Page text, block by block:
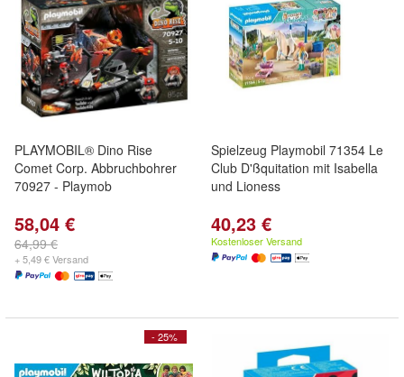
PLAYMOBIL® Dino Rise
Comet Corp. Abbruchbohrer
70927 - Playmob
58,04 €
64,99 €
+ 5,49 € Versand
Spielzeug Playmobil 71354 Le
Club D'ßquitation mit Isabella
und Lioness
40,23 €
Kostenloser Versand
- 25%